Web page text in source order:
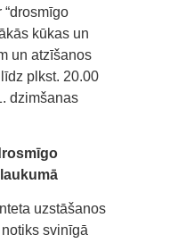
“drosmīgo
kūkas un
un atzīšanos
plkst. 20.00
dzimšanas
uzstāšanos
svinīgā